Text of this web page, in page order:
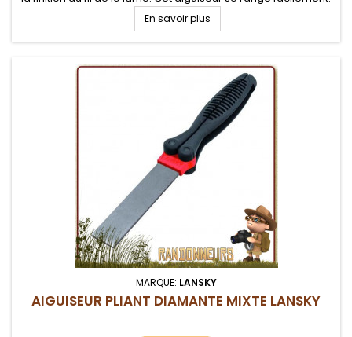
En savoir plus
MARQUE: LANSKY
AIGUISEUR PLIANT DIAMANTÉ MIXTE LANSKY